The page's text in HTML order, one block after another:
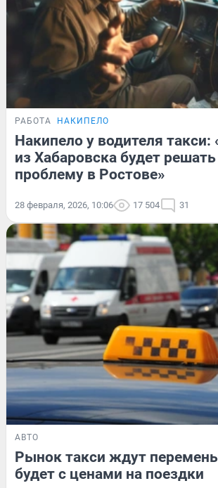
РАБОТА НАКИПЕЛО
Накипело у водителя такси:
из Хабаровска будет
проблему в Ростове»
28 февраля, 2026, 10:06 17 504 31
АВТО
Рынок такси ждут
будет с ценами на поездки